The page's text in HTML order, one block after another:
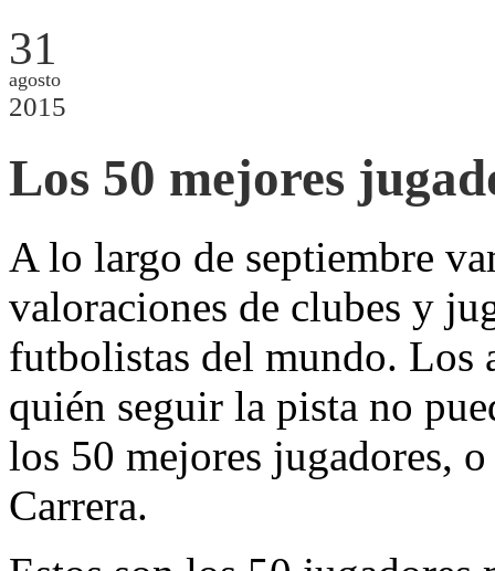
31
agosto
2015
Los 50 mejores
A lo largo de septiembre
valoraciones de clubes y
futbolistas del mundo. Los
quién seguir la pista no
los 50 mejores jugadores,
Carrera.